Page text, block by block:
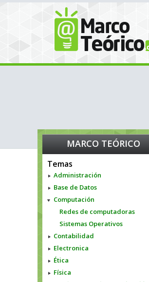
MARCO TEÓRICO
Temas
Administración
Base de Datos
Computación
Redes de computadoras
Sistemas Operativos
Contabilidad
Electronica
Ética
Física